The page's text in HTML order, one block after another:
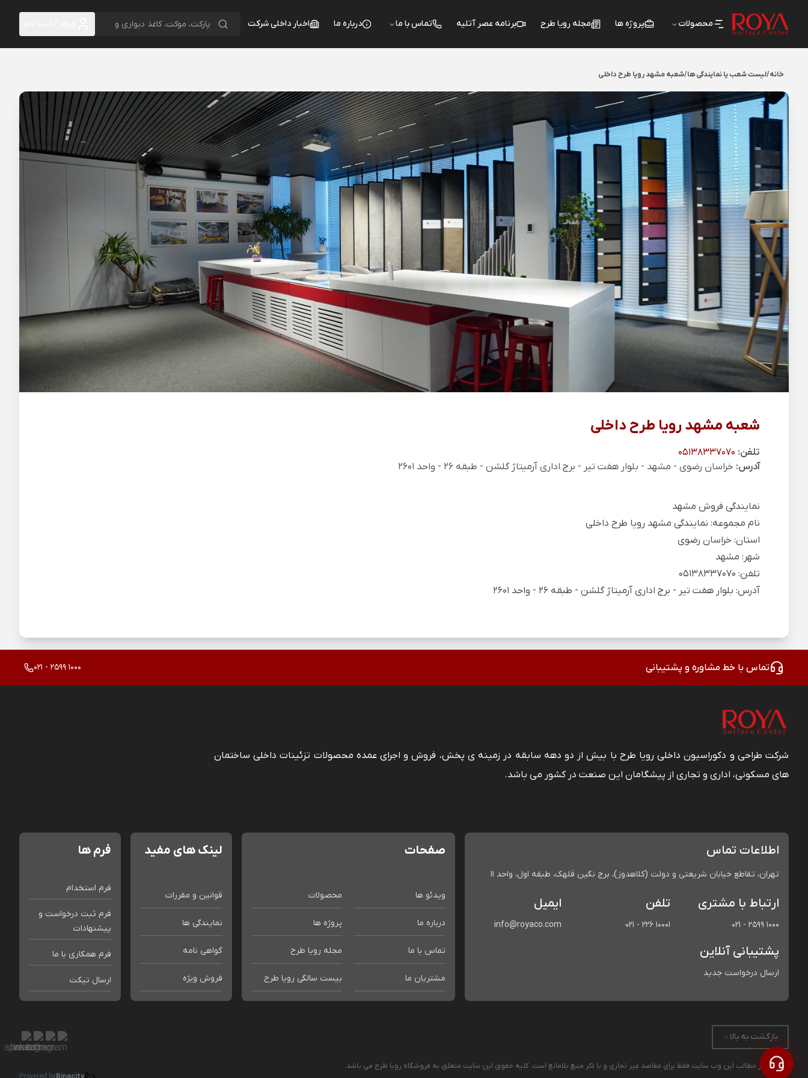
محصولات پروژه ها مجله رویا طرح برنامه عصر آتلیه تماس با ما درباره ما اخبار داخلی شرکت
خانه/لیست شعب یا نمایندگی ها/شعبه مشهد رویا طرح داخلی
شعبه مشهد رویا طرح داخلی
تلفن: 05138337070
آدرس: خراسان رضوی - مشهد - بلوار هفت تیر - برج اداری آرمیتاژ گلشن - طبقه 26 - واحد 2601
نمایندگی فروش مشهد
نام مجموعه: نمایندگی مشهد رویا طرح داخلی
استان: خراسان رضوی
شهر: مشهد
تلفن: 05138337070
آدرس: بلوار هفت تیر - برج اداری آرمیتاژ گلشن - طبقه 26 - واحد 2601
تماس با خط مشاوره و پشتیبانی 021 - 2599 1000
شرکت طراحی و دکوراسیون داخلی رویا طرح با بیش از دو دهه سابقه در زمینه ی پخش، فروش و اجرای عمده محصولات تزئینات داخلی ساختمان
های مسکونی، اداری و تجاری از پیشگامان این صنعت در کشور می باشد.
اطلاعات تماس
تهران، تقاطع خیابان شریعتی و دولت (کلاهدوز)، برج نگین قلهک، طبقه اول، واحد 11
ارتباط با مشتری
021 - 2599 1000
تلفن
021 - 226 10001
ایمیل
info@royaco.com
پشتیبانی آنلاین
ارسال درخواست جدید
صفحات
ویدئو ها محصولات
درباره ما پروژه ها
تماس با ما مجله رویا طرح
مشتریان ما بیست سالگی رویا طرح
لینک های مفید
قوانین و مقررات
نمایندگی ها
گواهی نامه
فروش ویژه
فرم ها
فرم استخدام
فرم ثبت درخواست و
پیشنهادات
فرم همکاری با ما
ارسال تیکت
بازگشت به بالا
استفاده از مطالب این وب سایت فقط برای مقاصد غیر تجاری و با ذکر منبع بلامانع است. کلیه حقوق این سایت متعلق به فروشگاه رویا طرح می باشد.